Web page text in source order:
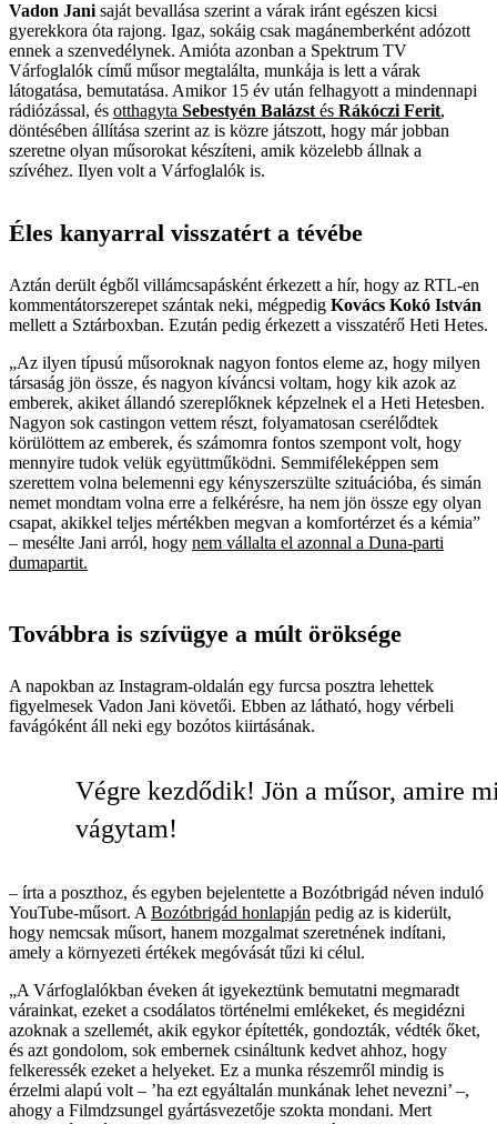
Vadon Jani saját bevallása szerint a várak iránt egészen kicsi
gyerekkora óta rajong. Igaz, sokáig csak magánemberként adózott
ennek a szenvedélynek. Amióta azonban a Spektrum TV
Várfoglalók című műsor megtalálta, munkája is lett a várak
látogatása, bemutatása. Amikor 15 év után felhagyott a mindennapi
rádiózással, és otthagyta Sebestyén Balázst és Rákóczi Ferit,
döntésében állítása szerint az is közre játszott, hogy már jobban
szeretne olyan műsorokat készíteni, amik közelebb állnak a
szívéhez. Ilyen volt a Várfoglalók is.
Éles kanyarral visszatért a tévébe
Aztán derült égből villámcsapásként érkezett a hír, hogy az RTL-en
kommentátorszerepet szántak neki, mégpedig Kovács Kokó István
mellett a Sztárboxban. Ezután pedig érkezett a visszatérő Heti Hetes.
„Az ilyen típusú műsoroknak nagyon fontos eleme az, hogy milyen
társaság jön össze, és nagyon kíváncsi voltam, hogy kik azok az
emberek, akiket állandó szereplőknek képzelnek el a Heti Hetesben.
Nagyon sok castingon vettem részt, folyamatosan cserélődtek
körülöttem az emberek, és számomra fontos szempont volt, hogy
mennyire tudok velük együttműködni. Semmiféleképpen sem
szerettem volna belemenni egy kényszerszülte szituációba, és simán
nemet mondtam volna erre a felkérésre, ha nem jön össze egy olyan
csapat, akikkel teljes mértékben megvan a komfortérzet és a kémia”
– mesélte Jani arról, hogy nem vállalta el azonnal a Duna-parti
dumapartit.
Továbbra is szívügye a múlt öröksége
A napokban az Instagram-oldalán egy furcsa posztra lehettek
figyelmesek Vadon Jani követői. Ebben az látható, hogy vérbeli
favágóként áll neki egy bozótos kiirtásának.
Végre kezdődik! Jön a műsor, amire
vágytam!
– írta a poszthoz, és egyben bejelentette a Bozótbrigád néven induló
YouTube-műsort. A Bozótbrigád honlapján pedig az is kiderült,
hogy nemcsak műsort, hanem mozgalmat szeretnének indítani,
amely a környezeti értékek megóvását tűzi ki célul.
„A Várfoglalókban éveken át igyekeztünk bemutatni megmaradt
várainkat, ezeket a csodálatos történelmi emlékeket, és megidézni
azoknak a szellemét, akik egykor építették, gondozták, védték őket,
és azt gondolom, sok embernek csináltunk kedvet ahhoz, hogy
felkeressék ezeket a helyeket. Ez a munka részemről mindig is
érzelmi alapú volt – ’ha ezt egyáltalán munkának lehet nevezni’ –,
ahogy a Filmdzsungel gyártásvezetője szokta mondani. Mert